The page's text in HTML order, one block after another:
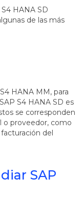
HANA SD
de las más
HANA MM, para
S4 HANA SD es
se corresponden
o proveedor, como
del
SAP